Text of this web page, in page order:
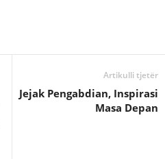
Artikulli tjetër
Jejak Pengabdian, Inspirasi
Masa Depan